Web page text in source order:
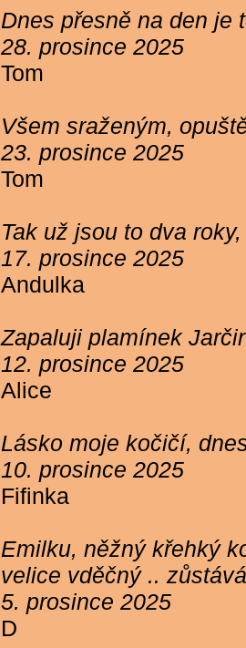
Dnes přesně na den je
28. prosince 2025
Tom
Všem sraženým,
23. prosince 2025
Tom
Tak už jsou to dva
17. prosince 2025
Andulka
Zapaluji plamínek
12. prosince 2025
Alice
Lásko moje kočičí,
10. prosince 2025
Fifinka
Emilku, něžný křehký
velice vděčný ..
5. prosince 2025
D